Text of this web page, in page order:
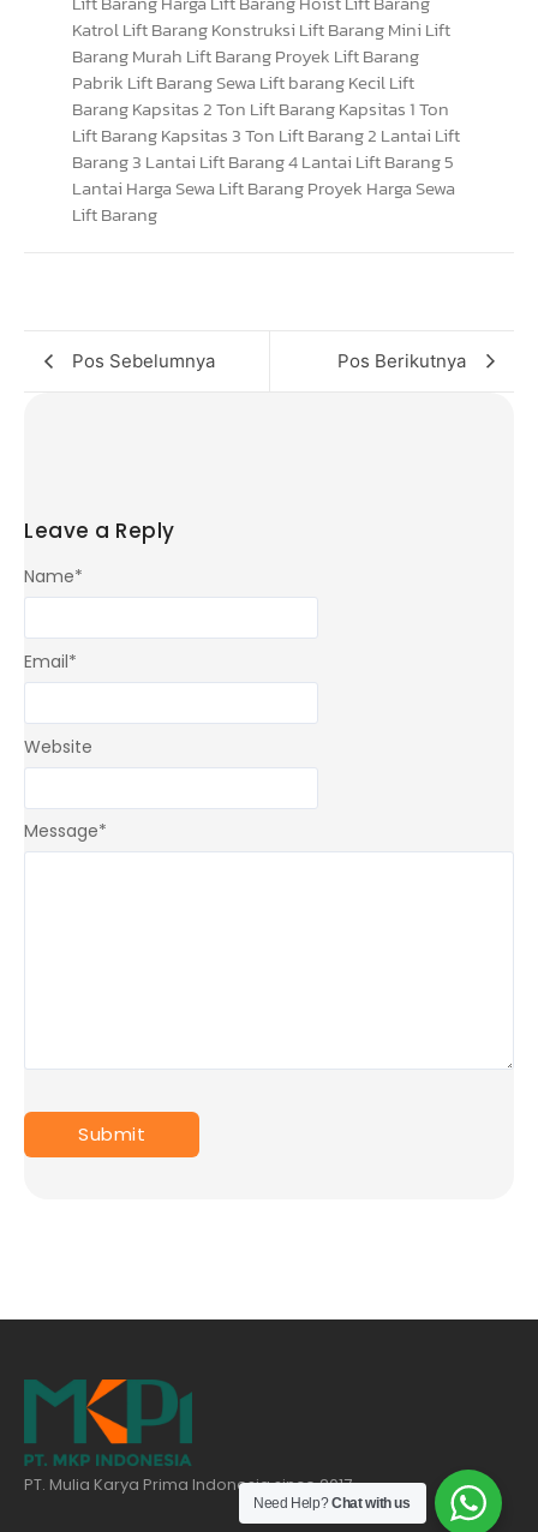
Pos Sebelumnya Pos Berikutnya
Leave a Reply
Message*
Name*
Email*
Website
PT. Mulia Karya Prima Indonesia since 2017
Need Help?Chat with us